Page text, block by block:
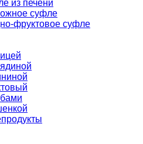
из печени
суфле
фруктовое суфле